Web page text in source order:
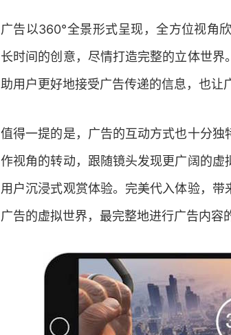
广告以360°全景形式呈现，全方位视角
长时间的创意，尽情打造完整的立体世
助用户更好地接受广告传递的信息，也
值得一提的是，广告的互动方式也十分
作视角的转动，跟随镜头发现更广阔的
用户沉浸式观赏体验。完美代入体验，
广告的虚拟世界，最完整地进行广告内容